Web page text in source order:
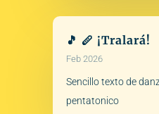
🎵 🪈 ¡Tralará!
Feb 2026
Sencillo texto de
pentatonico